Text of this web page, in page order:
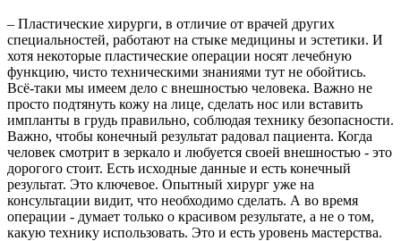
– Пластические хирурги, в отличие от врачей других
специальностей, работают на стыке медицины и эстетики. И
хотя некоторые пластические операции носят лечебную
функцию, чисто техническими знаниями тут не обойтись.
Всё-таки мы имеем дело с внешностью человека. Важно не
просто подтянуть кожу на лице, сделать нос или вставить
импланты в грудь правильно, соблюдая технику безопасности.
Важно, чтобы конечный результат радовал пациента. Когда
человек смотрит в зеркало и любуется своей внешностью - это
дорогого стоит. Есть исходные данные и есть конечный
результат. Это ключевое. Опытный хирург уже на
консультации видит, что необходимо сделать. А во время
операции - думает только о красивом результате, а не о том,
какую технику использовать. Это и есть уровень мастерства.